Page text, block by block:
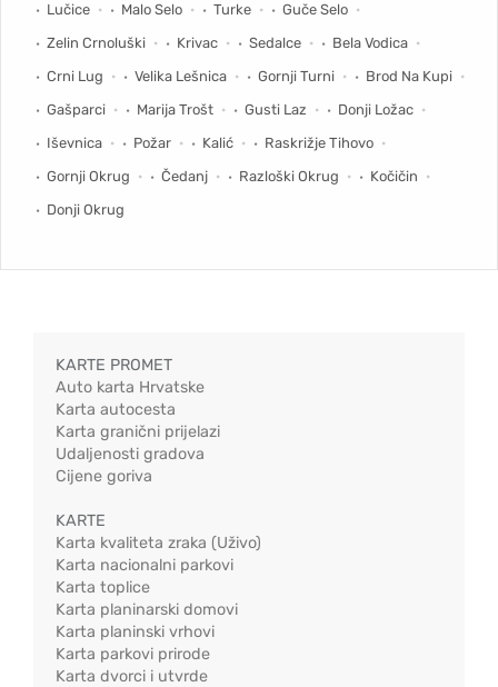
Lučice
Malo Selo Turke
Guče Selo
Zelin Crnoluški
Krivac Sedalce
Bela Vodica
Crni Lug
Velika Lešnica Gornji Turni
Brod Na Kupi
Gašparci
Marija Trošt Gusti Laz
Donji Ložac
Iševnica
Požar Kalić
Raskrižje Tihovo
Gornji Okrug
Čedanj Razloški Okrug
Kočičin
Donji Okrug
KARTE PROMET
Auto karta Hrvatske
Karta autocesta
Karta granični prijelazi
Udaljenosti gradova
Cijene goriva
KARTE
Karta kvaliteta zraka (Uživo)
Karta nacionalni parkovi
Karta toplice
Karta planinarski domovi
Karta planinski vrhovi
Karta parkovi prirode
Karta dvorci i utvrde